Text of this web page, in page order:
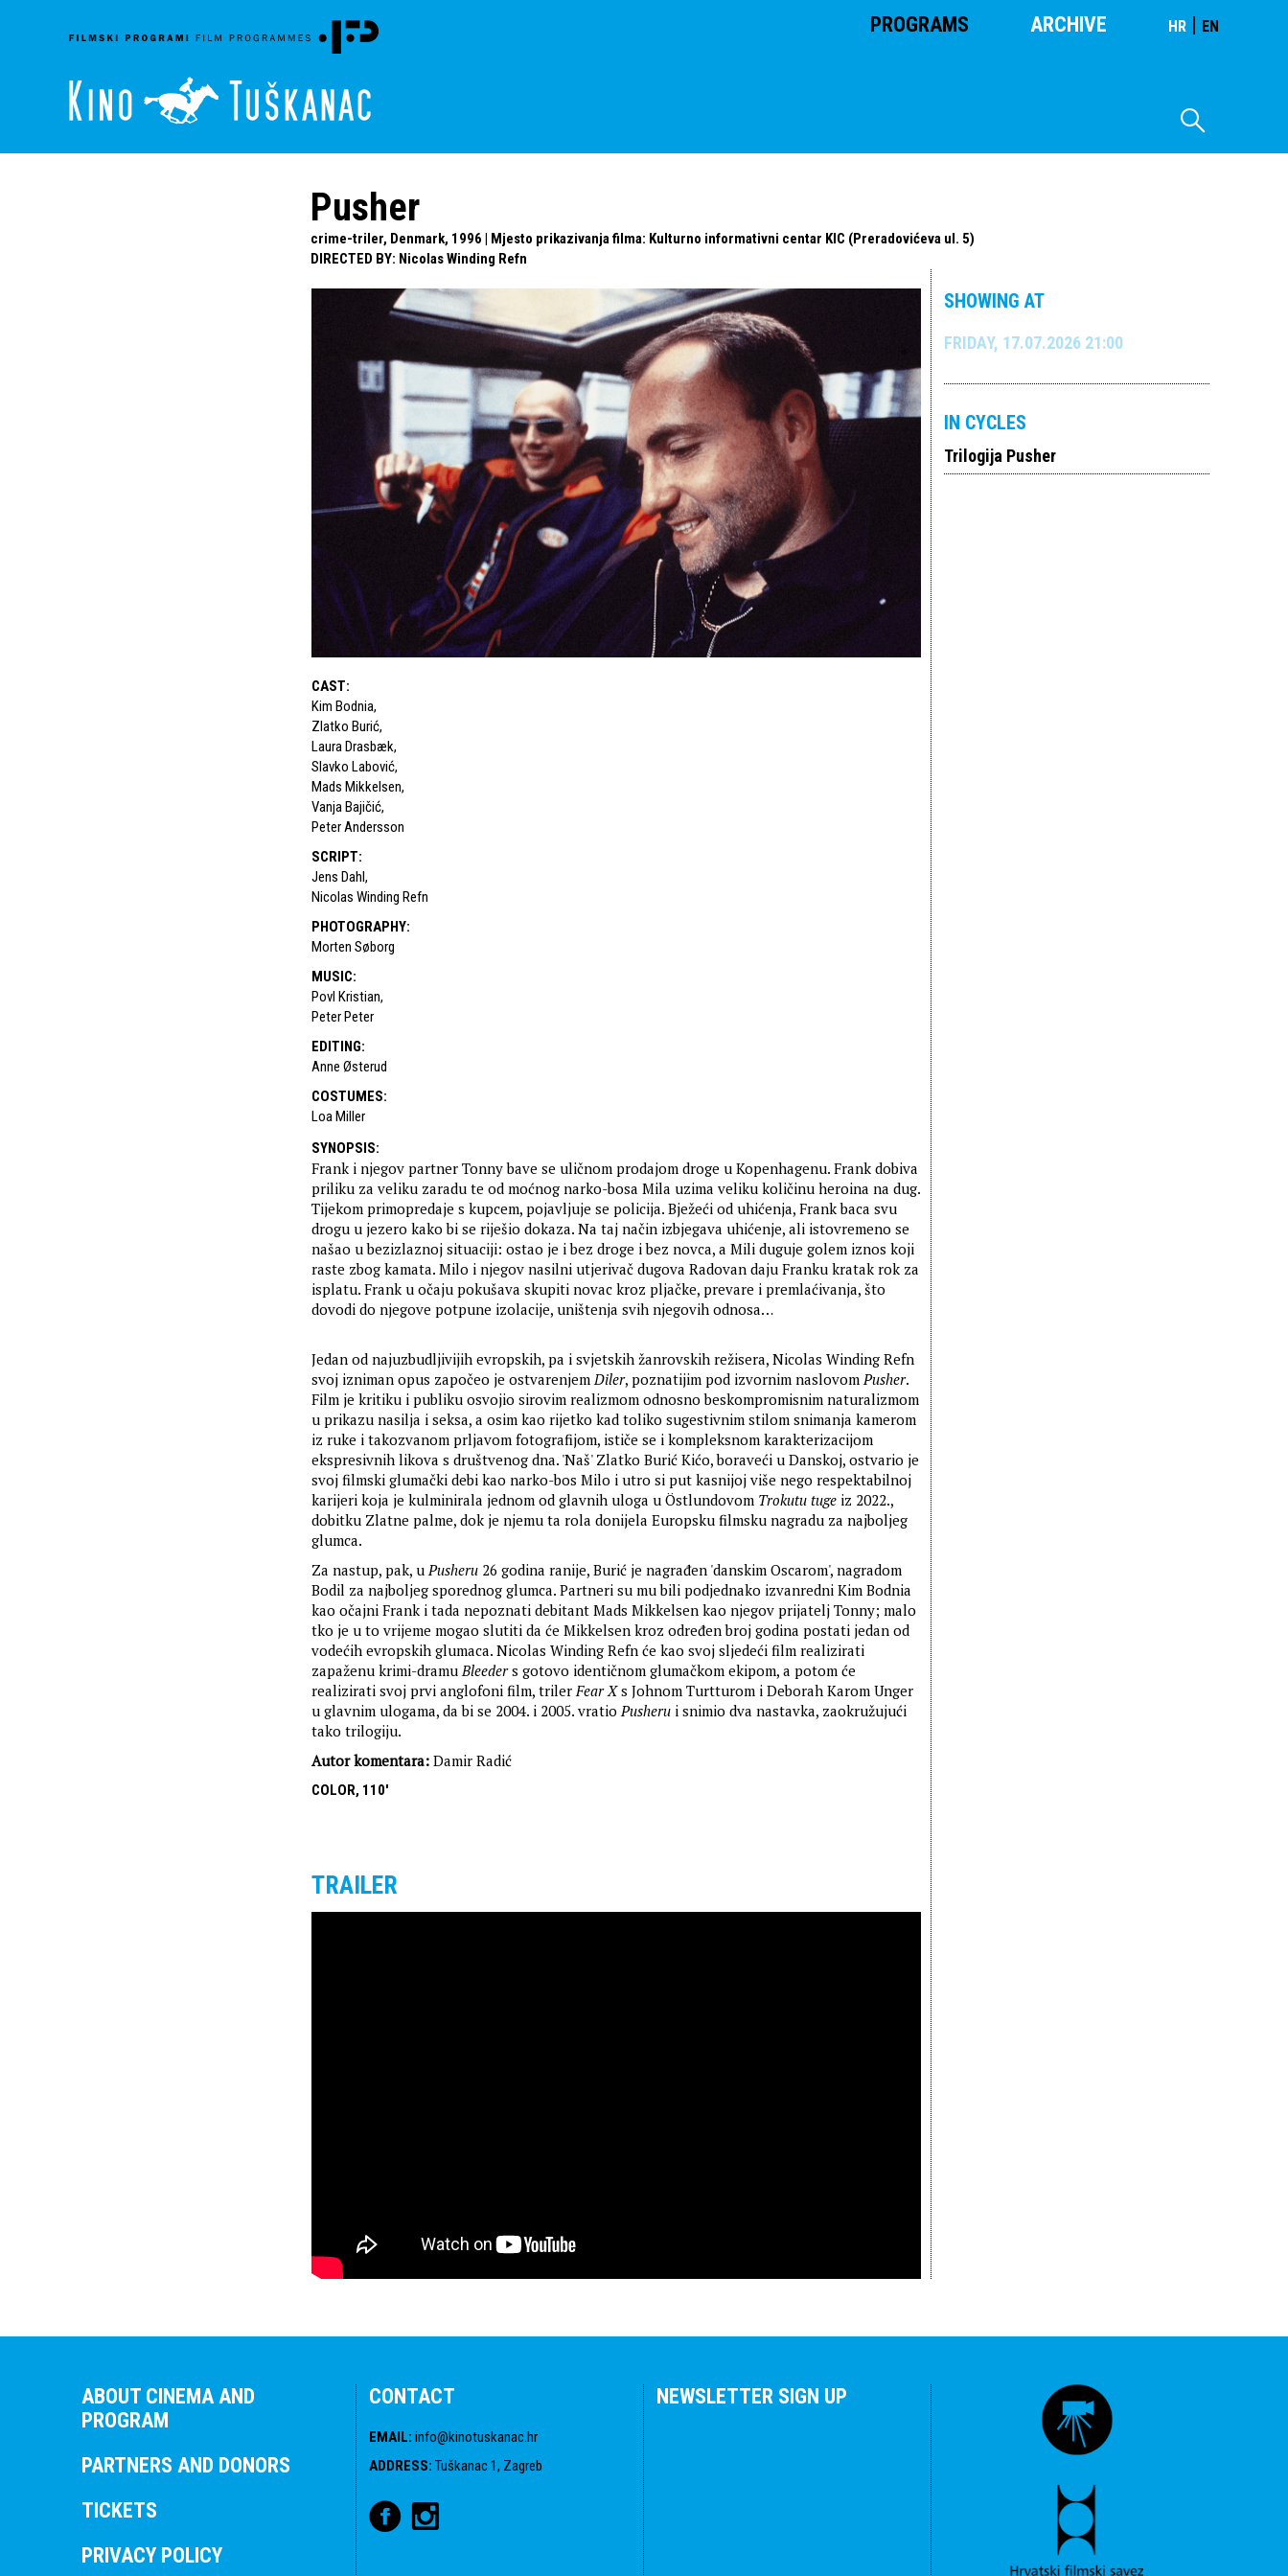
PROGRAMS ARCHIVE HR | EN
Pusher
crime-triler, Denmark, 1996 | Mjesto prikazivanja filma: Kulturno informativni centar KIC (Preradovićeva ul. 5)
DIRECTED BY: Nicolas Winding Refn
CAST:
Kim Bodnia,
Zlatko Burić,
Laura Drasbæk,
Slavko Labović,
Mads Mikkelsen,
Vanja Bajičić,
Peter Andersson
SCRIPT:
Jens Dahl,
Nicolas Winding Refn
PHOTOGRAPHY:
Morten Søborg
MUSIC:
Povl Kristian,
Peter Peter
EDITING:
Anne Østerud
COSTUMES:
Loa Miller
SYNOPSIS:
Frank i njegov partner Tonny bave se uličnom prodajom droge u Kopenhagenu. Frank dobiva
priliku za veliku zaradu te od moćnog narko-bosa Mila uzima veliku količinu heroina na dug.
Tijekom primopredaje s kupcem, pojavljuje se policija. Bježeći od uhićenja, Frank baca svu
drogu u jezero kako bi se riješio dokaza. Na taj način izbjegava uhićenje, ali istovremeno se
našao u bezizlaznoj situaciji: ostao je i bez droge i bez novca, a Mili duguje golem iznos koji
raste zbog kamata. Milo i njegov nasilni utjerivač dugova Radovan daju Franku kratak rok za
isplatu. Frank u očaju pokušava skupiti novac kroz pljačke, prevare i premlaćivanja, što
dovodi do njegove potpune izolacije, uništenja svih njegovih odnosa…
Jedan od najuzbudljivijih evropskih, pa i svjetskih žanrovskih režisera, Nicolas Winding Refn
svoj izniman opus započeo je ostvarenjemDiler, poznatijim pod izvornim naslovomPusher.
Film je kritiku i publiku osvojio sirovim realizmom odnosno beskompromisnim naturalizmom
u prikazu nasilja i seksa, a osim kao rijetko kad toliko sugestivnim stilom snimanja kamerom
iz ruke i takozvanom prljavom fotografijom, ističe se i kompleksnom karakterizacijom
ekspresivnih likova s društvenog dna. 'Naš' Zlatko Burić Kićo, boraveći u Danskoj, ostvario je
svoj filmski glumački debi kao narko-bos Milo i utro si put kasnijoj više nego respektabilnoj
karijeri koja je kulminirala jednom od glavnih uloga u Östlundovom Trokutu tuge iz 2022.,
dobitku Zlatne palme, dok je njemu ta rola donijela Europsku filmsku nagradu za najboljeg
glumca.
Za nastup, pak, uPusheru 26 godina ranije, Burić je nagrađen 'danskim Oscarom', nagradom
Bodil za najboljeg sporednog glumca. Partneri su mu bili podjednako izvanredni Kim Bodnia
kao očajni Frank i tada nepoznati debitant Mads Mikkelsen kao njegov prijatelj Tonny; malo
tko je u to vrijeme mogao slutiti da će Mikkelsen kroz određen broj godina postati jedan od
vodećih evropskih glumaca. Nicolas Winding Refn će kao svoj sljedeći film realizirati
zapaženu krimi-dramuBleeders gotovo identičnom glumačkom ekipom, a potom će
realizirati svoj prvi anglofoni film, trilerFear Xs Johnom Turtturom i Deborah Karom Unger
u glavnim ulogama, da bi se 2004. i 2005. vratioPusheru i snimio dva nastavka, zaokružujući
tako trilogiju.
Autor komentara: Damir Radić
COLOR, 110'
TRAILER
SHOWING AT
FRIDAY, 17.07.2026 21:00
IN CYCLES
Trilogija Pusher
ABOUT CINEMA AND
PROGRAM
PARTNERS AND DONORS
TICKETS
PRIVACY POLICY
CONTACT
EMAIL: info@kinotuskanac.hr
ADDRESS: Tuškanac 1, Zagreb
NEWSLETTER SIGN UP